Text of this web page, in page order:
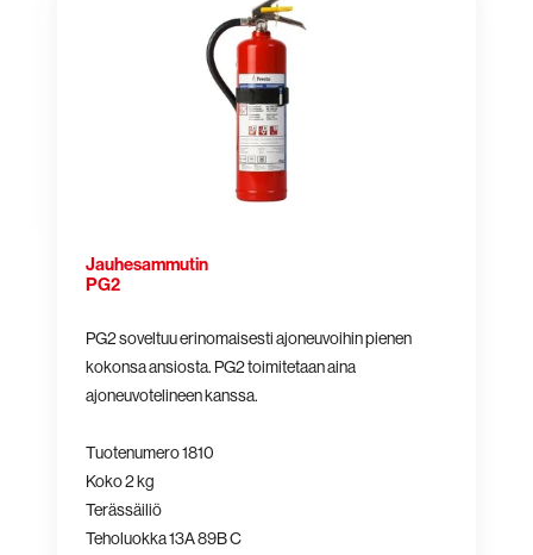
Jauhesammutin
PG2
PG2 soveltuu erinomaisesti ajoneuvoihin pienen
kokonsa ansiosta. PG2 toimitetaan aina
ajoneuvotelineen kanssa.
Tuotenumero 1810
Koko 2 kg
Terässäiliö
Teholuokka 13A 89B C